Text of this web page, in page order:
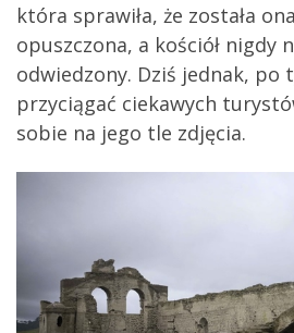
która sprawiła, że została
opuszczona, a kościół nigdy
odwiedzony. Dziś jednak, po
przyciągać ciekawych
sobie na jego tle zdjęcia.